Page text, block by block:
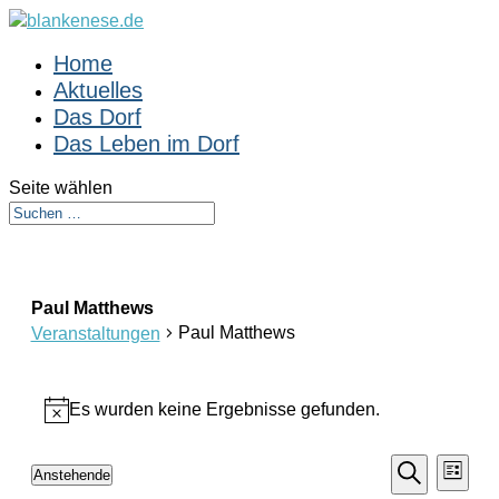
Home
Aktuelles
Das Dorf
Das Leben im Dorf
Seite wählen
Paul Matthews
Veranstaltungen
Paul Matthews
Hinweis
Es wurden keine Ergebnisse gefunden.
Suche
Suche
Liste
Anstehende